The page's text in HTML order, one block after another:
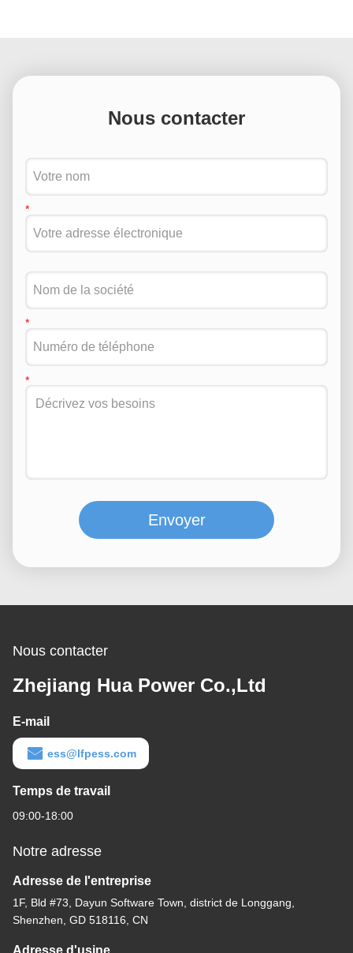
Nous contacter
Envoyer
Nous contacter
Zhejiang Hua Power Co.,Ltd
E-mail
ess@lfpess.com
Temps de travail
09:00-18:00
Notre adresse
Adresse de l'entreprise
1F, Bld #73, Dayun Software Town, district de Longgang,
Shenzhen, GD 518116, CN
Adresse d'usine